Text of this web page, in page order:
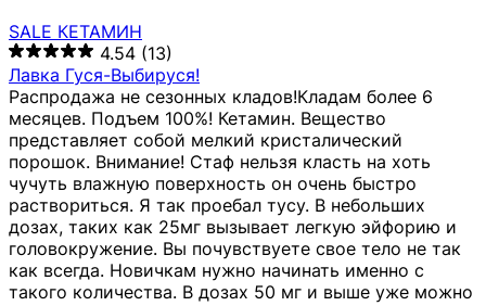
SALE КЕТАМИН
4.54 (13)
Лавка Гуся-Выбируся!
Распродажа не сезонных кладов!Кладам более 6
месяцев. Подъем 100%! Кетамин. Вещество
представляет собой мелкий кристалический
порошок. Внимание! Стаф нельзя класть на хоть
чучуть влажную поверхность он очень быстро
раствориться. Я так проебал тусу. В небольших
дозах, таких как 25мг вызывает легкую эйфорию и
головокружение. Вы почувствуете свое тело не так
как всегда. Новичкам нужно начинать именно с
такого количества. В дозах 50 мг и выше уже можно